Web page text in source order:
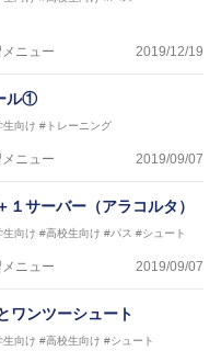
監督、FC VIGORE 監督
級ライセンス・日本サッカー
ライセンス
ッカースクール所属
ニュー 2019/12/19
ル①
生向け #トレーニング
ニュー 2019/09/07
１サーバー（アラコルタ）
生向け #高校生向け #パス #シュート
ニュー 2019/09/07
ワンツーシュート
生向け #高校生向け #シュート